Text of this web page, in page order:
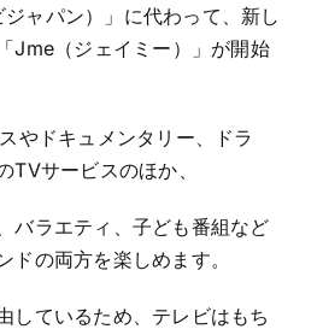
ジャパン）」に代わって、新し
Jme（ジェイミー）」が開始
やドキュメンタリー、ドラ
TVサービスのほか、
バラエティ、子ども番組など
ドの両方を楽しめます。
しているため、テレビはもち